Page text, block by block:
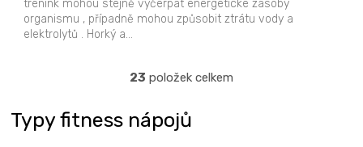
trénink mohou stejně vyčerpat energetické zásoby
organismu , případně mohou způsobit ztrátu vody a
elektrolytů . Horký a...
O
l
23 položek celkem
Typy fitness nápojů